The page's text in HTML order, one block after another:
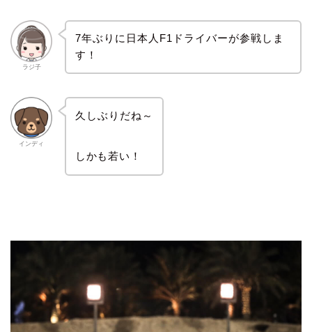
ラジ子
7年ぶりに日本人F1ドライバーが参戦しま
す！
インディ
久しぶりだね～
しかも若い！